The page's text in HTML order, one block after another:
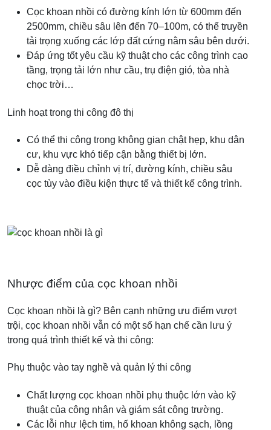
Cọc khoan nhồi có đường kính lớn từ 600mm đến
2500mm, chiều sâu lên đến 70–100m, có thể truyền
tải trọng xuống các lớp đất cứng nằm sâu bên dưới.
Đáp ứng tốt yêu cầu kỹ thuật cho các công trình cao
tầng, trọng tải lớn như cầu, trụ điện gió, tòa nhà
chọc trời…
Linh hoạt trong thi công đô thị
Có thể thi công trong không gian chật hẹp, khu dân
cư, khu vực khó tiếp cận bằng thiết bị lớn.
Dễ dàng điều chỉnh vị trí, đường kính, chiều sâu
cọc tùy vào điều kiện thực tế và thiết kế công trình.
Nhược điểm của cọc khoan nhồi
Cọc khoan nhồi là gì? Bên cạnh những ưu điểm vượt
trội, cọc khoan nhồi vẫn có một số hạn chế cần lưu ý
trong quá trình thiết kế và thi công:
Phụ thuộc vào tay nghề và quản lý thi công
Chất lượng cọc khoan nhồi phụ thuộc lớn vào kỹ
thuật của công nhân và giám sát công trường.
Các lỗi như lệch tim, hố khoan không sạch, lồng